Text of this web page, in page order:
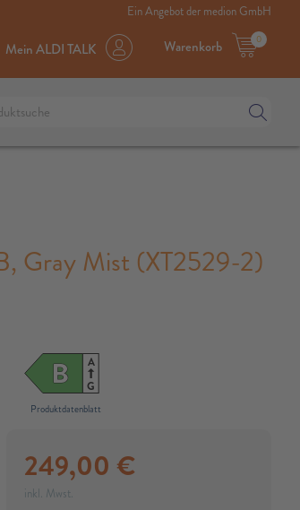
Mein ALDI TALK 0
Warenkorb
Ein Angebot der medion GmbH
Gray Mist (XT2529-2)
A
G
B
Produktdatenblatt
249,00 €
inkl. Mwst.